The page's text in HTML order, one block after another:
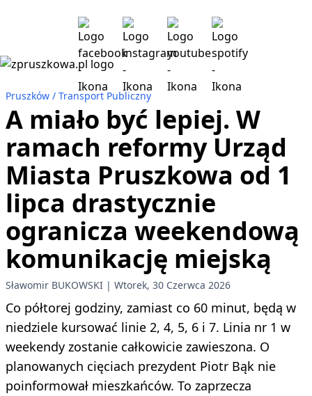
Pruszków Transport Publiczny
A miało być lepiej. W
ramach reformy Urząd
Miasta Pruszkowa od 1
lipca drastycznie
ogranicza weekendową
komunikację miejską
Sławomir BUKOWSKI Wtorek, 30 Czerwca 2026
Co półtorej godziny, zamiast co 60 minut, będą w
niedziele kursować linie 2, 4, 5, 6 i 7. Linia nr 1 w
weekendy zostanie całkowicie zawieszona. O
planowanych cięciach prezydent Piotr Bąk nie
poinformował mieszkańców. To zaprzecza